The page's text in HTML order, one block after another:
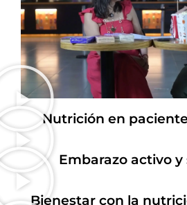
Nutrición en
Embarazo activo
Bienestar con la